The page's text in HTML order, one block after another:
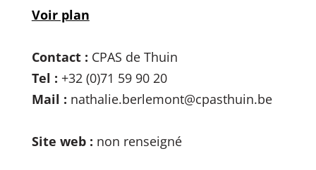
Voir plan
Contact : CPAS de Thuin
Tel : +32 (0)71 59 90 20
Mail : nathalie.berlemont@cpasthuin.be
Site web : non renseigné